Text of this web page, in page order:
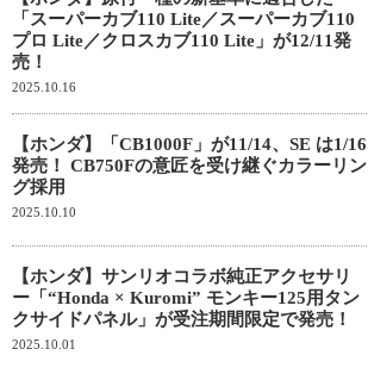
「スーパーカブ110 Lite／スーパーカブ110
プロ Lite／クロスカブ110 Lite」が12/11発
売！
2025.10.16
【ホンダ】「CB1000F」が11/14、SE は1/16
発売！ CB750Fの意匠を受け継ぐカラーリン
グ採用
2025.10.10
【ホンダ】サンリオコラボ純正アクセサリ
ー「“Honda × Kuromi” モンキー125用タン
クサイドパネル」が受注期間限定で発売！
2025.10.01